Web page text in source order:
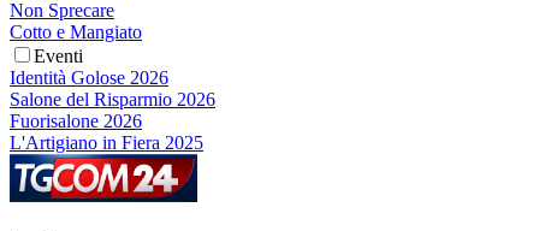
Non Sprecare
Cotto e Mangiato
Eventi
Identità Golose 2026
Salone del Risparmio 2026
Fuorisalone 2026
L'Artigiano in Fiera 2025